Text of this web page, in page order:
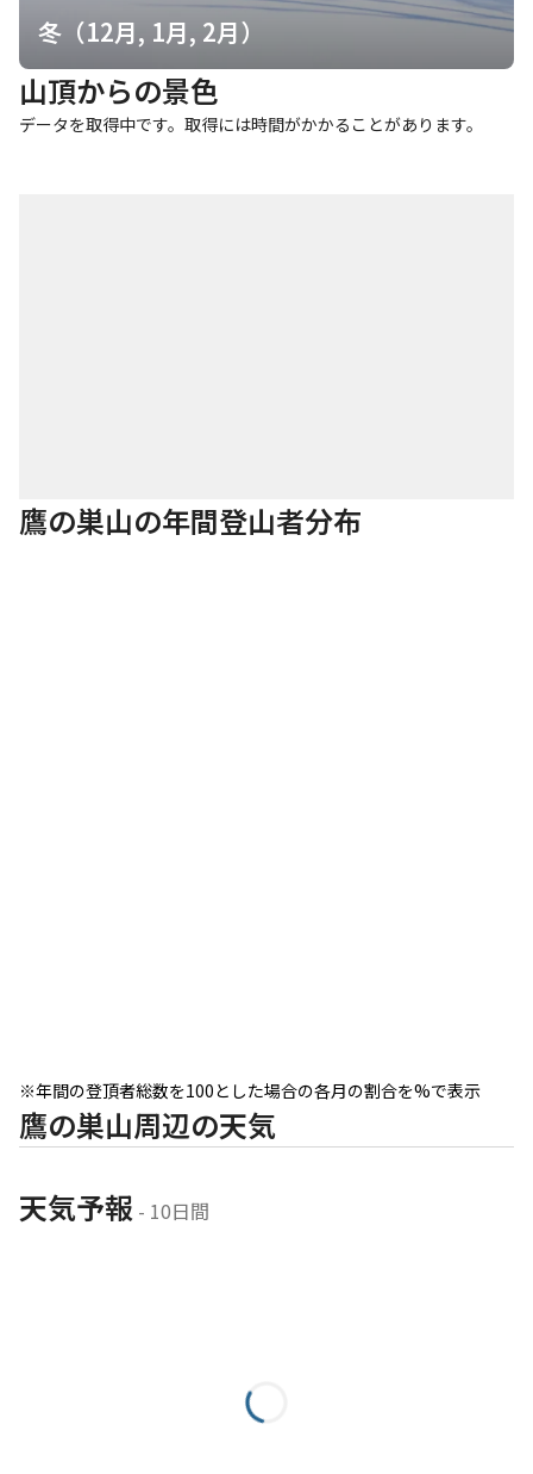
冬（12月, 1月, 2月）
山頂からの景色
データを取得中です。取得には時間がかかることがあります。
鷹の巣山の年間登山者分布
※年間の登頂者総数を100とした場合の各月の割合を%で表示
鷹の巣山周辺の天気
天気予報 - 10日間